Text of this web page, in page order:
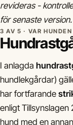
revideras -
för senaste version.
3 AV 5 · VAR
I anlagda
hundlekgårdar)
har fortfarande
enligt Tillsynslagen
hund med en